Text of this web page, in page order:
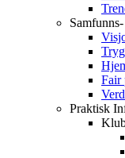
Fair
Praktisk